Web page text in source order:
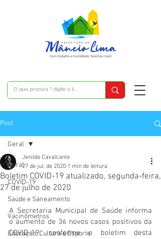
Post
Geral
COVID-19
Saúde e Saneamento
Vacinômetros
Educação, Cultura e Esporte
Geral
Boletim COVID-19 atualizado, segunda-feira,
27 de julho de 2020
Jenildo Cavalcante
27 de jul. de 2020 1 min de leitura
A Secretaria Municipal de Saúde informa
o aumento de 36 novos casos positivos da
COVID-19, conforme o boletim desta